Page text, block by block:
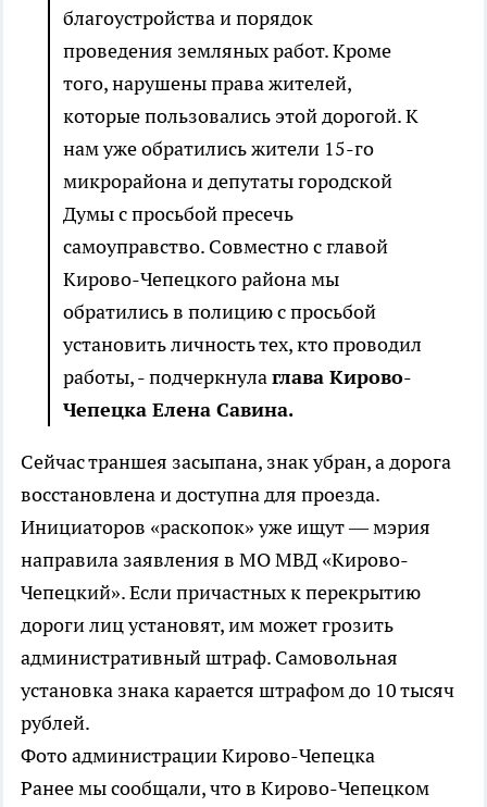
благоустройства и порядок
проведения земляных работ. Кроме
того, нарушены права жителей,
которые пользовались этой дорогой. К
нам уже обратились жители 15-го
микрорайона и депутаты городской
Думы с просьбой пресечь
самоуправство. Совместно с главой
Кирово-Чепецкого района мы
обратились в полицию с просьбой
установить личность тех, кто проводил
работы, - подчеркнулаглава Кирово-
Чепецка Елена Савина.
Сейчас траншея засыпана, знак убран, а дорога
восстановлена и доступна для проезда.
Инициаторов «раскопок» уже ищут — мэрия
направила заявления в МО МВД «Кирово-
Чепецкий». Если причастных к перекрытию
дороги лиц установят, им может грозить
административный штраф. Самовольная
установка знака карается штрафом до 10 тысяч
рублей.
Фото администрации Кирово-Чепецка
Ранее мы сообщали, что в Кирово-Чепецком